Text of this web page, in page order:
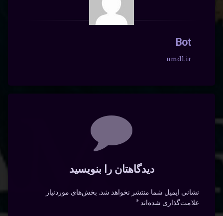
Bot
nmdl.ir
دیدگاهتان را بنویسید
نشانی ایمیل شما منتشر نخواهد شد. بخش‌های موردنیاز
علامت‌گذاری شده‌اند*